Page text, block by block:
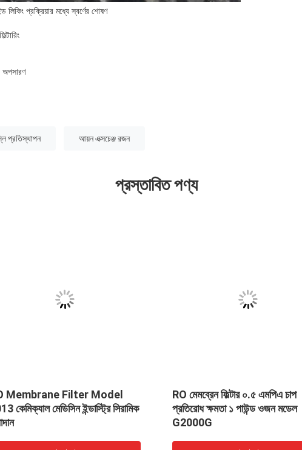
লিকিং প্রক্রিয়ার মধ্যে স্বর্ণের শোষণ
প্রতিস্থাপন আয়ন এক্সচেঞ্জ রজন
প্রস্তাবিত পণ্য
Filter Model
মেডিসিন ইন্ডাস্ট্রি সিরামিক
RO মেমব্রেন ফিল্টার ০.৫ এমপিএ চাপ
প্রতিরোধ ক্ষমতা ১ পাউন্ড ওজন মডেল
G2000G